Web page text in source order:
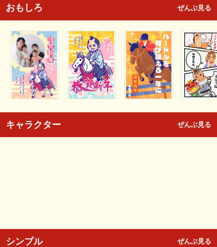
おもしろ ぜんぶ見る
キャラクター ぜんぶ見る
シンプル ぜんぶ見る